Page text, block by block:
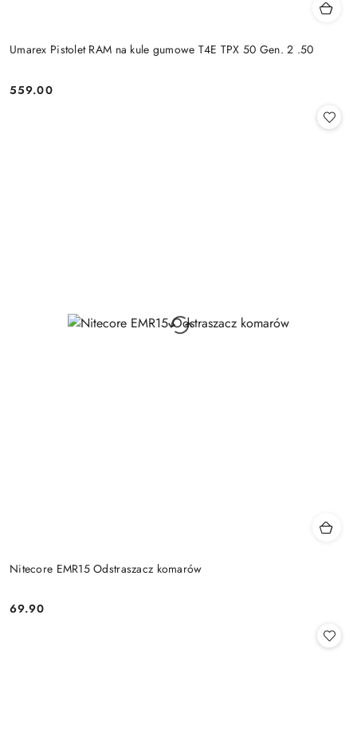
Umarex Pistolet RAM na kule gumowe T4E TPX 50 Gen. 2 .50
Cena:
559.00
Nitecore EMR15 Odstraszacz komarów
Cena:
69.90